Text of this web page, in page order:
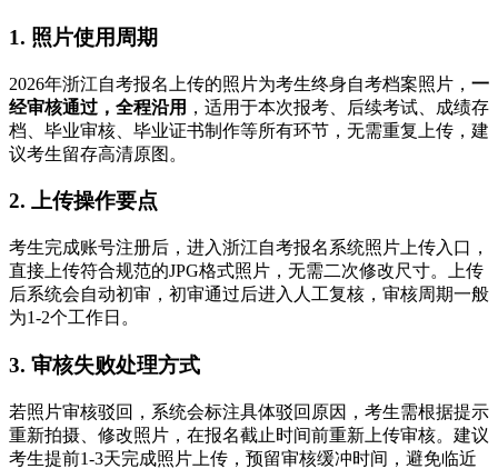
1. 照片使用周期
2026年浙江自考报名上传的照片为考生终身自考档案照片， 一
经审核通过，全程沿用 ，适用于本次报考、后续考试、成绩存
档、毕业审核、毕业证书制作等所有环节，无需重复上传，建
议考生留存高清原图。
2. 上传操作要点
考生完成账号注册后，进入浙江自考报名系统照片上传入口，
直接上传符合规范的JPG格式照片，无需二次修改尺寸。上传
后系统会自动初审，初审通过后进入人工复核，审核周期一般
为1-2个工作日。
3. 审核失败处理方式
若照片审核驳回，系统会标注具体驳回原因，考生需根据提示
重新拍摄、修改照片，在报名截止时间前重新上传审核。建议
考生提前1-3天完成照片上传，预留审核缓冲时间，避免临近